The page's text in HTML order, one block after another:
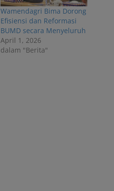
Wamendagri Bima Dorong
Efisiensi dan Reformasi
BUMD secara Menyeluruh
April 1, 2026
dalam "Berita"